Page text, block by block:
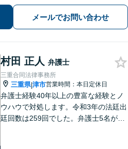
相続／刑事事件など、幅広く対応【地
域に根ざした弁護士】お気軽にお問い
合わせください。
メールでお問い合わせ
村田 正人 弁護士
三重合同法律事務所
三重県|津市営業時間：本日定休日
弁護士経験40年以上の豊富な経験とノ
ウハウで対処します。令和3年の法廷出
廷回数は259回でした。弁護士5名が過